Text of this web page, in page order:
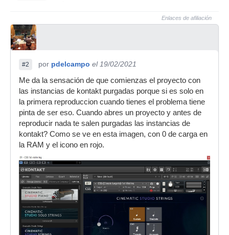
Enlaces de afiliación
#2 por pdelcampo el 19/02/2021
Me da la sensación de que comienzas el proyecto con
las instancias de kontakt purgadas porque si es solo en
la primera reproduccion cuando tienes el problema tiene
pinta de ser eso. Cuando abres un proyecto y antes de
reproducir nada te salen purgadas las instancias de
kontakt? Como se ve en esta imagen, con 0 de carga en
la RAM y el icono en rojo.